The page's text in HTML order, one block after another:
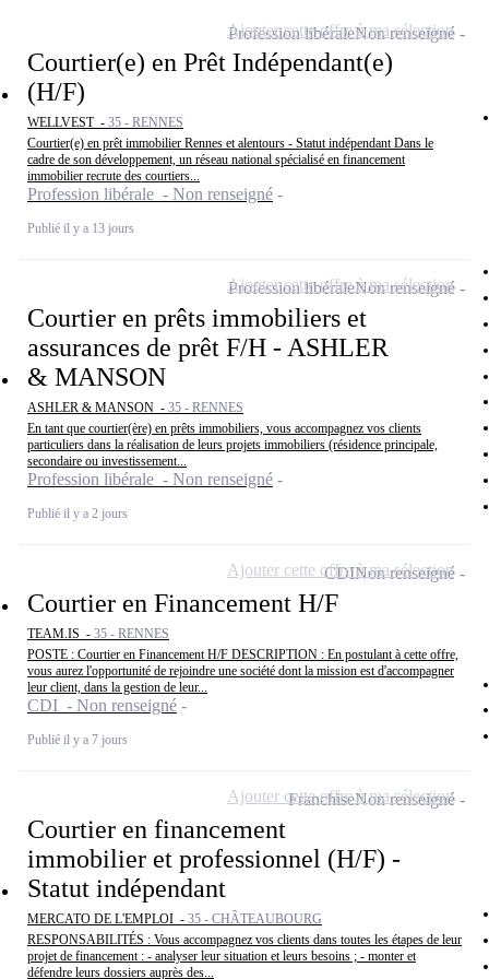
Courtier(e) en Prêt Indépendant(e)
(H/F)
WELLVEST - 35 - RENNES
Courtier(e) en prêt immobilier Rennes et alentours - Statut indépendant Dans le
cadre de son développement, un réseau national spécialisé en financement
immobilier recrute des courtiers...
Profession libérale - Non renseigné
Publié il y a 13 jours
Profession libéraleNon renseigné
Ajouter cette offre à ma sélection
Courtier en prêts immobiliers et
assurances de prêt F/H - ASHLER
& MANSON
ASHLER & MANSON - 35 - RENNES
En tant que courtier(ère) en prêts immobiliers, vous accompagnez vos clients
particuliers dans la réalisation de leurs projets immobiliers (résidence principale,
secondaire ou investissement...
Profession libérale - Non renseigné
Publié il y a 2 jours
Profession libéraleNon renseigné
Ajouter cette offre à ma sélection
Courtier en Financement H/F
TEAM.IS - 35 - RENNES
POSTE : Courtier en Financement H/F DESCRIPTION : En postulant à cette offre,
vous aurez l'opportunité de rejoindre une société dont la mission est d'accompagner
leur client, dans la gestion de leur...
CDI - Non renseigné
Publié il y a 7 jours
CDINon renseigné
Ajouter cette offre à ma sélection
Courtier en financement
immobilier et professionnel (H/F) -
Statut indépendant
MERCATO DE L'EMPLOI - 35 - CHÂTEAUBOURG
RESPONSABILITÉS : Vous accompagnez vos clients dans toutes les étapes de leur
projet de financement : - analyser leur situation et leurs besoins ; - monter et
défendre leurs dossiers auprès des...
FranchiseNon renseigné
Ajouter cette offre à ma sélection